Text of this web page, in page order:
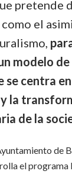
pretende
el
modelo
se centra
la
de la
de
el